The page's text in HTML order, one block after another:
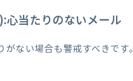
心当たりのないメール
がない場合も警戒すべきです。